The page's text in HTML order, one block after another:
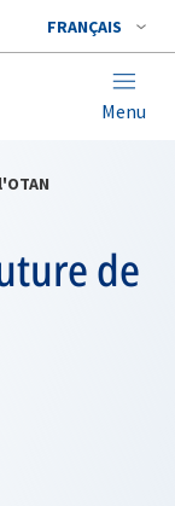
FRANÇAIS
Menu
de